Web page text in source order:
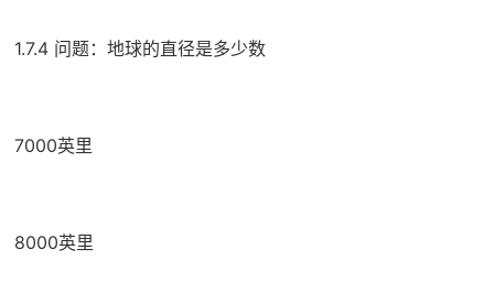
1.7.4 问题：地球的直径是多少数
7000英里
8000英里